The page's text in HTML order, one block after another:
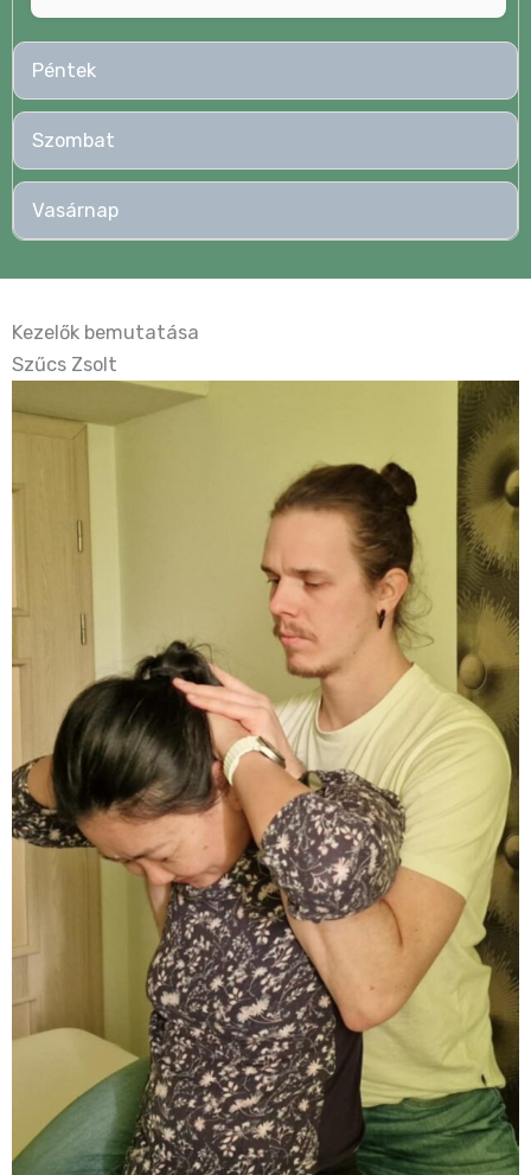
Péntek
Szombat
Vasárnap
Kezelők bemutatása
Szűcs Zsolt